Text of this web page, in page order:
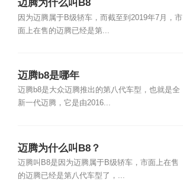
迈腾为什么叫B8
因为迈腾属于B级轿车，而截至到2019年7月，市
面上在售的迈腾已经是第...
迈腾b8是哪年
迈腾b8是大众迈腾推出的第八代车型，也就是全
新一代迈腾，它是由2016...
迈腾为什么叫B8？
迈腾叫B8是因为迈腾属于B级轿车，市面上在售
的迈腾已经是第八代车型了，...